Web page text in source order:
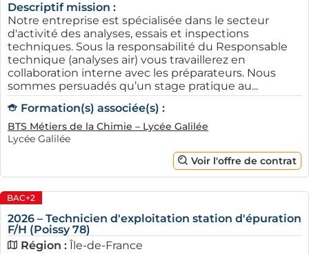
Les avantages de l'alternance
pour les entreprises Véliziennes
L’apprentissage présente de nombreux atouts pour les
entreprises situées à Vélizy-Villacoublay. Tout d'abord,
ce mode de formation offre une possibilité de façonner
des talents selon des besoins spécifiques. Les
entreprises peuvent ainsi instaurer un cadre
pédagogique adapté à leur culture et à leurs objectifs.
En intégrant des alternants, elles bénéficient d'une
une vision novatrice sur les tâches à accomplir.
Ensuite, l'alternance permet une meilleure fidélisation
des employés. En investissant dans la formation de
Descriptif mission :
Notre entreprise est spécialisée dans le secteur
d'activité des analyses, essais et inspections
techniques. Sous la responsabilité du Responsable
technique (analyses air) vous travaillerez en
collaboration interne avec les préparateurs. Nous
sommes persuadés qu’un stage pratique au...
Formation(s) associée(s) :
BTS Métiers de la Chimie – Lycée Galilée
Lycée Galilée
Voir l'offre de contrat
BAC+2
2026 – Technicien d'exploitation station d'épuration
F/H (Poissy 78)
Région : Île-de-France